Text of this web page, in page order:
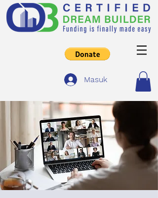
Masuk